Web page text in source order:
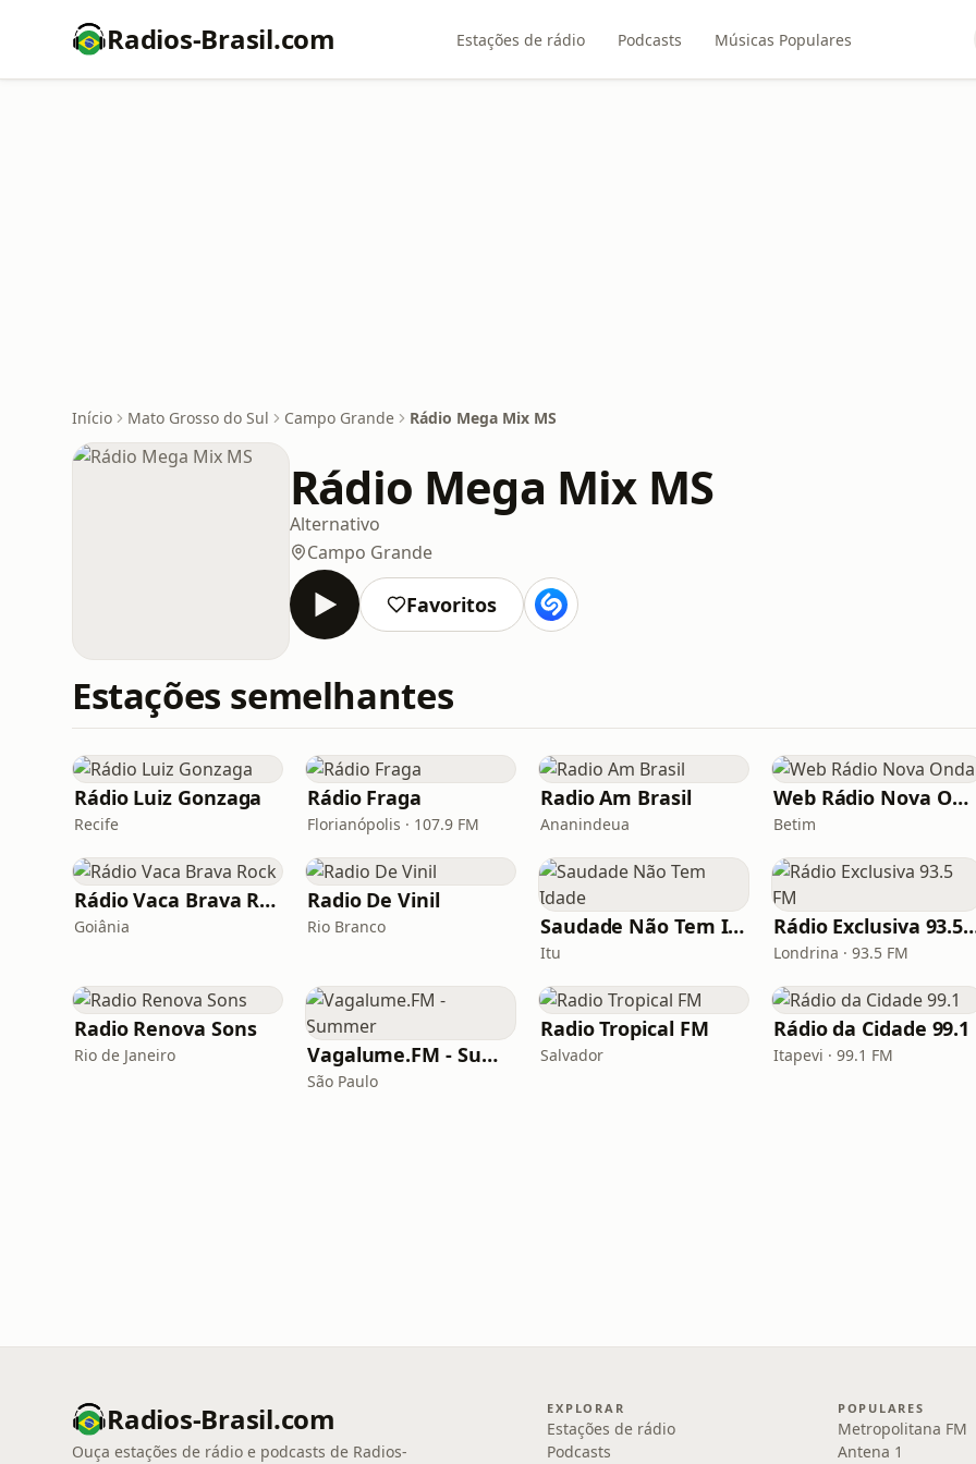
Radios-Brasil.com Estações de rádio Podcasts Músicas Populares
Início Mato Grosso do Sul Campo Grande Rádio Mega Mix MS
Rádio Mega Mix MS
Alternativo
Campo Grande
Favoritos
Estações semelhantes
Rádio Luiz Gonzaga
Recife
Rádio Fraga
Florianópolis · 107.9 FM
Radio Am Brasil
Ananindeua
Web Rádio Nova Onda
Betim
Rádio Vaca Brava Rock
Goiânia
Radio De Vinil
Rio Branco Saudade Não Tem Idade
Itu
Rádio
Londrina · 93.5 FM
Radio Renova Sons
Rio de Janeiro Vagalume.FM - Summer
São Paulo
Radio Tropical FM
Salvador
Rádio da Cidade 99.1
Itapevi · 99.1 FM
Radios-Brasil.com
Ouça estações de rádio e podcasts de Radios-
EXPLORAR
Estações de rádio
Podcasts
POPULARES
Metropolitana FM
Antena 1